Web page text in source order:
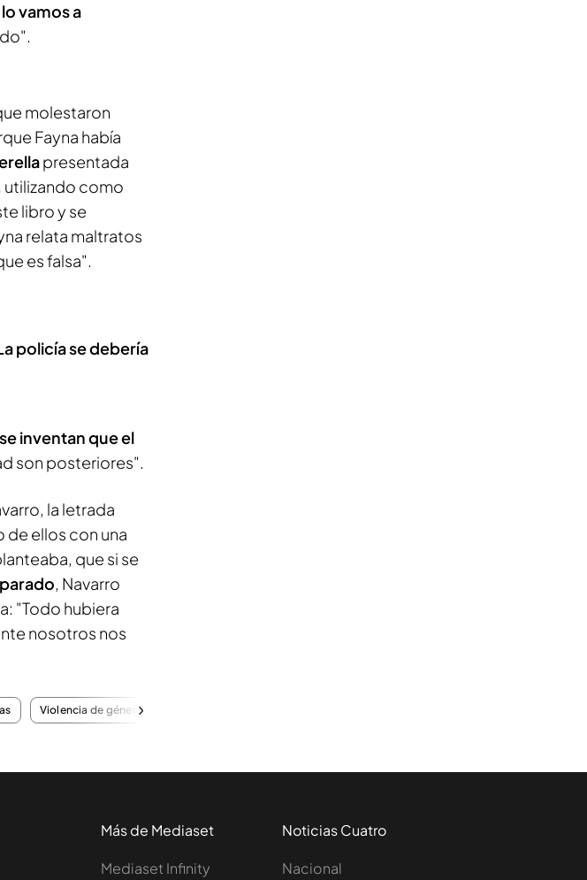
lo vamos a
molestaron
Fayna había
presentada
utilizando como
libro y se
relata maltratos
es falsa".
policía se debería
inventan que el
son posteriores".
la letrada
de ellos con una
que si se
, Navarro
"Todo hubiera
nosotros nos
Violencia de género
Más de Mediaset
Mediaset Infinity
Noticias Cuatro
Nacional